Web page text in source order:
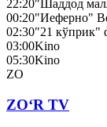
22:20"Шаддод
00:20"Иеферно"
02:30"21 кўприк"
03:00Kino
05:30Kino
ZO
ZO‘R TV